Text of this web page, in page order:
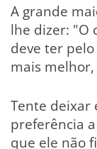
A grande
lhe dizer: "O
deve ter
mais
Tente deixar
preferência
que ele não